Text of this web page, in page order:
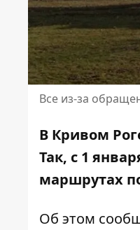
Все из-за
В Кривом
Так, с 1
маршрутах
Об этом